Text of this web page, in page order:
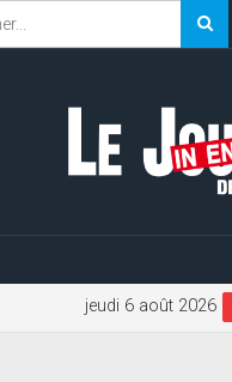
jeudi 6 août 2026